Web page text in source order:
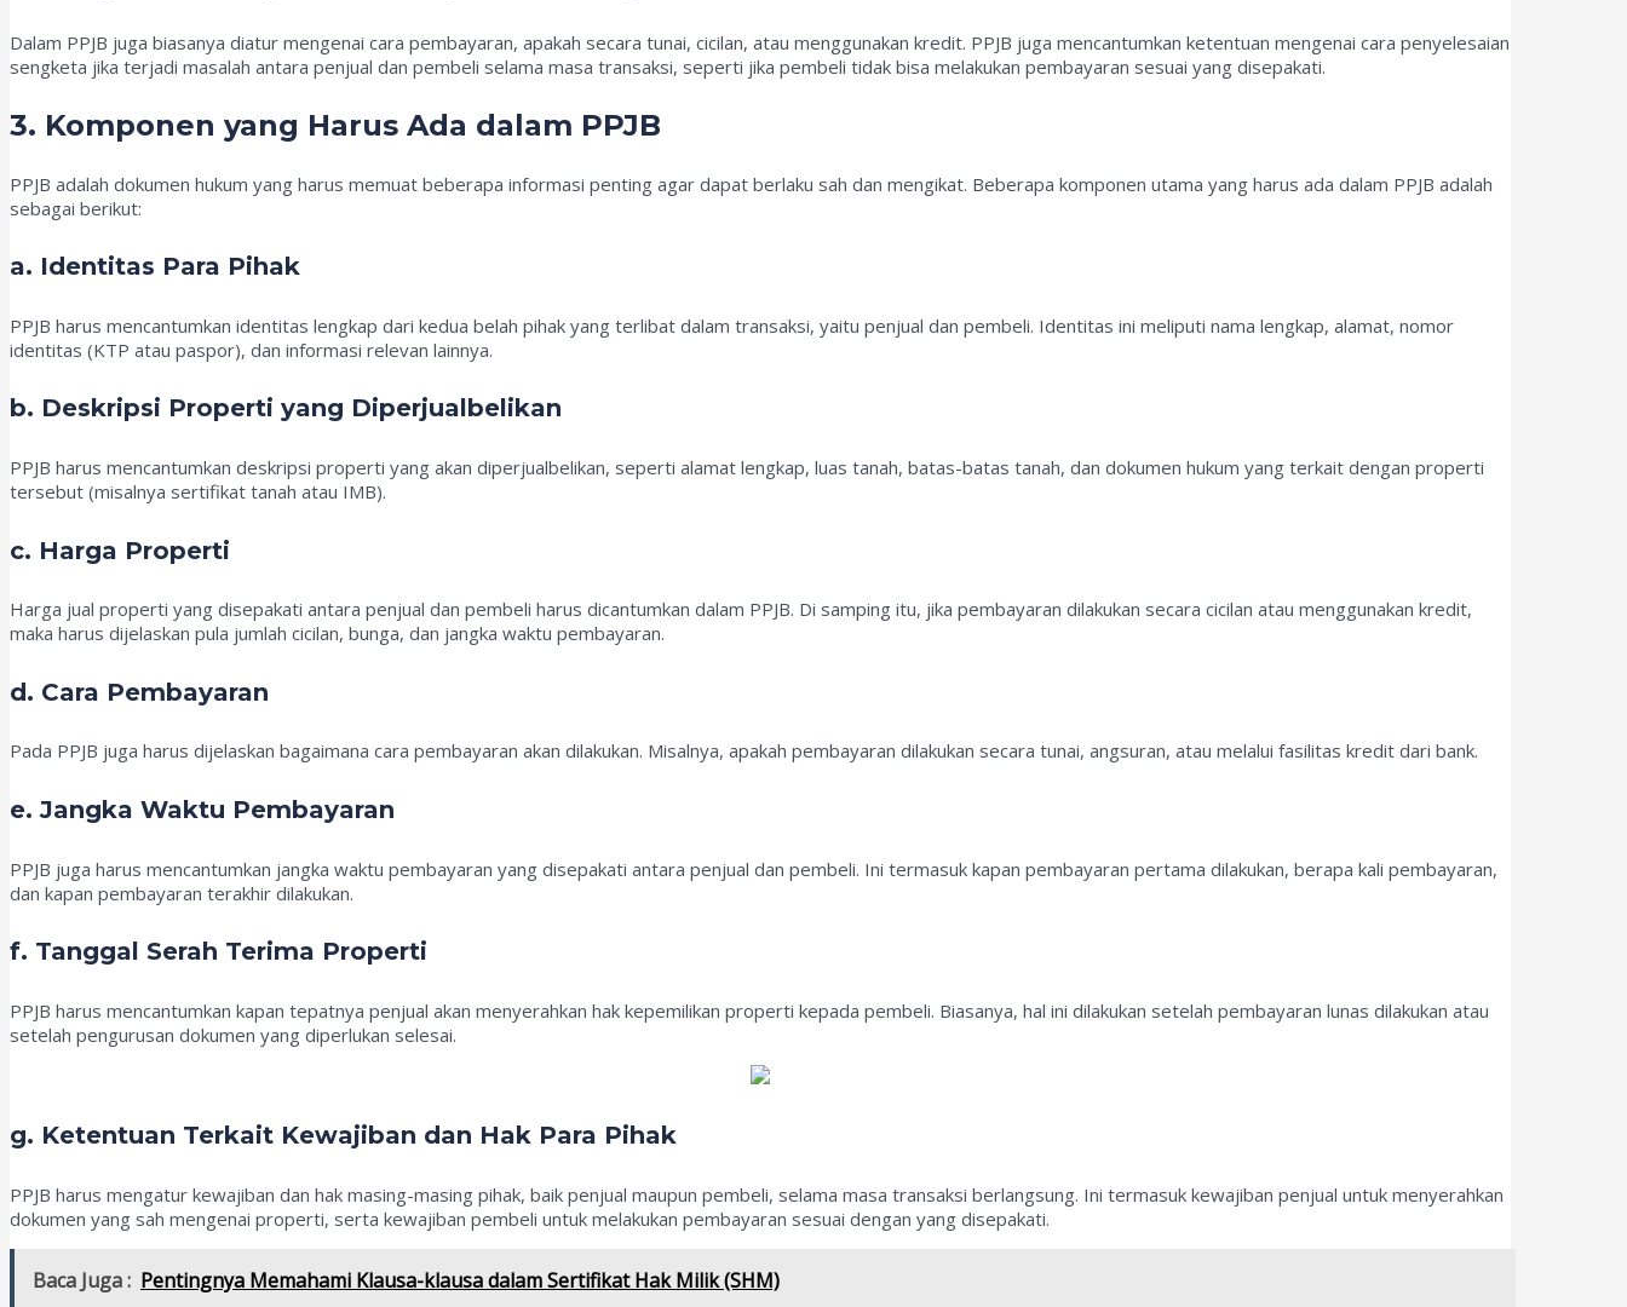
Dalam PPJB juga biasanya diatur mengenai cara pembayaran, apakah secara tunai, cicilan, atau menggunakan kredit. PPJB juga mencantumkan ketentuan mengenai cara penyelesaian
sengketa jika terjadi masalah antara penjual dan pembeli selama masa transaksi, seperti jika pembeli tidak bisa melakukan pembayaran sesuai yang disepakati.
3. Komponen yang Harus Ada dalam PPJB
PPJB adalah dokumen hukum yang harus memuat beberapa informasi penting agar dapat berlaku sah dan mengikat. Beberapa komponen utama yang harus ada dalam PPJB adalah
sebagai berikut:
a. Identitas Para Pihak
PPJB harus mencantumkan identitas lengkap dari kedua belah pihak yang terlibat dalam transaksi, yaitu penjual dan pembeli. Identitas ini meliputi nama lengkap, alamat, nomor
identitas (KTP atau paspor), dan informasi relevan lainnya.
b. Deskripsi Properti yang Diperjualbelikan
PPJB harus mencantumkan deskripsi properti yang akan diperjualbelikan, seperti alamat lengkap, luas tanah, batas-batas tanah, dan dokumen hukum yang terkait dengan properti
tersebut (misalnya sertifikat tanah atau IMB).
c. Harga Properti
Harga jual properti yang disepakati antara penjual dan pembeli harus dicantumkan dalam PPJB. Di samping itu, jika pembayaran dilakukan secara cicilan atau menggunakan kredit,
maka harus dijelaskan pula jumlah cicilan, bunga, dan jangka waktu pembayaran.
d. Cara Pembayaran
Pada PPJB juga harus dijelaskan bagaimana cara pembayaran akan dilakukan. Misalnya, apakah pembayaran dilakukan secara tunai, angsuran, atau melalui fasilitas kredit dari bank.
e. Jangka Waktu Pembayaran
PPJB juga harus mencantumkan jangka waktu pembayaran yang disepakati antara penjual dan pembeli. Ini termasuk kapan pembayaran pertama dilakukan, berapa kali pembayaran,
dan kapan pembayaran terakhir dilakukan.
f. Tanggal Serah Terima Properti
PPJB harus mencantumkan kapan tepatnya penjual akan menyerahkan hak kepemilikan properti kepada pembeli. Biasanya, hal ini dilakukan setelah pembayaran lunas dilakukan atau
setelah pengurusan dokumen yang diperlukan selesai.
g. Ketentuan Terkait Kewajiban dan Hak Para Pihak
PPJB harus mengatur kewajiban dan hak masing-masing pihak, baik penjual maupun pembeli, selama masa transaksi berlangsung. Ini termasuk kewajiban penjual untuk menyerahkan
dokumen yang sah mengenai properti, serta kewajiban pembeli untuk melakukan pembayaran sesuai dengan yang disepakati.
Baca Juga : Pentingnya Memahami Klausa-klausa dalam Sertifikat Hak Milik (SHM)